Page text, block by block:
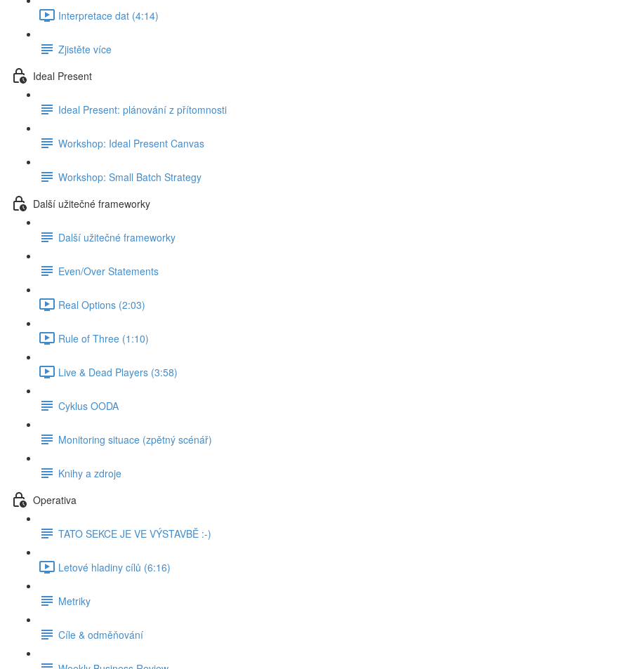
Interpretace dat (4:14)
Zjistěte více
Ideal Present
Ideal Present: plánování z přítomnosti
Workshop: Ideal Present Canvas
Workshop: Small Batch Strategy
Další užitečné frameworky
Další užitečné frameworky
Even/Over Statements
Real Options (2:03)
Rule of Three (1:10)
Live & Dead Players (3:58)
Cyklus OODA
Monitoring situace (zpětný scénář)
Knihy a zdroje
Operativa
TATO SEKCE JE VE VÝSTAVBĚ :-)
Letové hladiny cílů (6:16)
Metriky
Cíle & odměňování